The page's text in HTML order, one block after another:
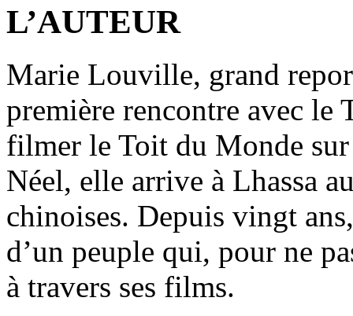
L’AUTEUR
Marie Louville, grand
première rencontre avec le
filmer le Toit du Monde
Néel, elle arrive à Lhassa
chinoises. Depuis vingt
d’un peuple qui, pour ne
à travers ses films.